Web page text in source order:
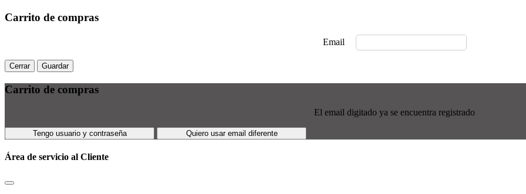
Carrito de compras
Email
Cerrar Guardar
Carrito de compras
El email digitado ya se encuentra registrado
Tengo usuario y contraseña Quiero usar email diferente
Área de servicio al Cliente